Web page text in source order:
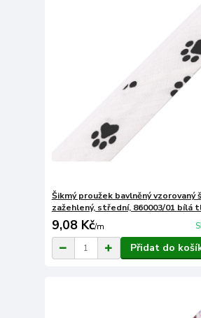
Šikmý proužek bavlněný vzorovaný
zažehlený, střední, 860003/01 bílá
9,08 Kč/m
Přidat do